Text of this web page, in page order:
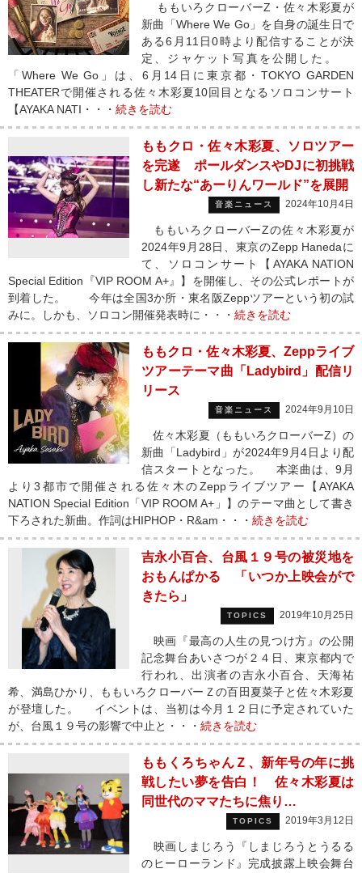
ももいろクローバーZ・佐々木彩夏が
新曲「Where We Go」を自身の誕生日で
ある6月11日0時より配信することが決
定、ジャケット写真を公開した。
「Where We Go」は、6月14日に東京都・TOKYO GARDEN
THEATERで開催される佐々木彩夏10回目となるソロコンサート
【AYAKA NATI・・・ 続きを読む
ももクロ・佐々木彩夏、ソロツアー
を完遂 ポールダンスやDJに初挑戦
し新たな“あーりんワールド”を展開
音楽ニュース 2024年10月4日
ももいろクローバーZの佐々木彩夏が
2024年9月28日、東京のZepp Hanedaに
て、ソロコンサート【AYAKA NATION
Special Edition『VIP ROOM A+』】を開催し、その公式レポートが
到着した。 今年は全国3か所・東名阪Zeppツアーという初の試
みに。しかも、ソロコン開催発表時に・・・ 続きを読む
ももクロ・佐々木彩夏、Zeppライブ
ツアーテーマ曲「Ladybird」配信リ
リース
音楽ニュース 2024年9月10日
佐々木彩夏（ももいろクローバーZ）の
新曲「Ladybird」が2024年9月4日より配
信スタートとなった。 本楽曲は、9月
より3都市で開催される佐々木のZeppライブツアー【AYAKA
NATION Special Edition「VIP ROOM A+」】のテーマ曲として書き
下ろされた新曲。作詞はHIPHOP・R&am・・・ 続きを読む
吉永小百合、台風１９号の被災地を
おもんぱかる 「いつか上映会がで
きたら」
TOPICS 2019年10月25日
映画『最高の人生の見つけ方』の公開
記念舞台あいさつが２４日、東京都内で
行われ、出演者の吉永小百合、天海祐
希、満島ひかり、ももいろクローバーＺの百田夏菜子と佐々木彩夏
が登壇した。 イベントは、当初は今月１２日に予定されていた
が、台風１９号の影響で中止と・・・ 続きを読む
ももくろちゃんＺ、新年号の年に挑
戦したい夢を告白！ 佐々木彩夏は
同世代のママたちに焦り…
TOPICS 2019年3月12日
映画しまじろう『しまじろうとうるる
のヒーローランド』完成披露上映会舞台